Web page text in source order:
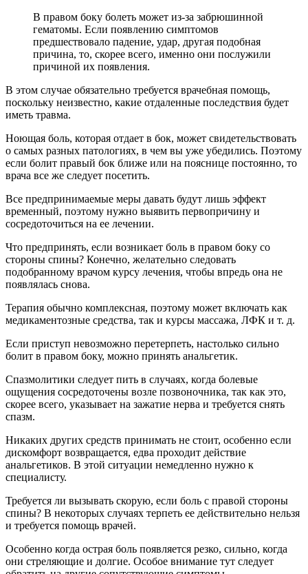
В правом боку болеть может из-за забрюшинной
гематомы. Если появлению симптомов
предшествовало падение, удар, другая подобная
причина, то, скорее всего, именно они послужили
причиной их появления.
В этом случае обязательно требуется врачебная помощь,
поскольку неизвестно, какие отдаленные последствия будет
иметь травма.
Ноющая боль, которая отдает в бок, может свидетельствовать
о самых разных патологиях, в чем вы уже убедились. Поэтому
если болит правый бок ближе или на пояснице постоянно, то
врача все же следует посетить.
Все предпринимаемые меры давать будут лишь эффект
временный, поэтому нужно выявить первопричину и
сосредоточиться на ее лечении.
Что предпринять, если возникает боль в правом боку со
стороны спины? Конечно, желательно следовать
подобранному врачом курсу лечения, чтобы впредь она не
появлялась снова.
Терапия обычно комплексная, поэтому может включать как
медикаментозные средства, так и курсы массажа, ЛФК и т. д.
Если приступ невозможно перетерпеть, настолько сильно
болит в правом боку, можно принять анальгетик.
Спазмолитики следует пить в случаях, когда болевые
ощущения сосредоточены возле позвоночника, так как это,
скорее всего, указывает на зажатие нерва и требуется снять
спазм.
Никаких других средств принимать не стоит, особенно если
дискомфорт возвращается, едва проходит действие
анальгетиков. В этой ситуации немедленно нужно к
специалисту.
Требуется ли вызывать скорую, если боль с правой стороны
спины? В некоторых случаях терпеть ее действительно нельзя
и требуется помощь врачей.
Особенно когда острая боль появляется резко, сильно, когда
они стреляющие и долгие. Особое внимание тут следует